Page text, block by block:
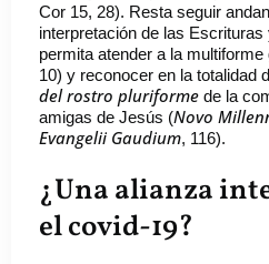
Cor 15, 28). Resta seguir
interpretación de las
permita atender a la
10) y reconocer en la totalidad
del rostro pluriforme de la
amigas de Jesús (Novo
Evangelii Gaudium, 116).
¿Una alianza
el covid-19?